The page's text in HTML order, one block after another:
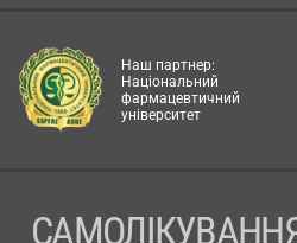
Наш партнер:
Національний
фармацевтичний
університет